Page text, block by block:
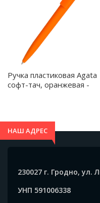
Ручка пластиковая Agata
софт-тач, оранжевая -
НАШ АДРЕС
230027 г. Гродно, ул.
УНП 591006338